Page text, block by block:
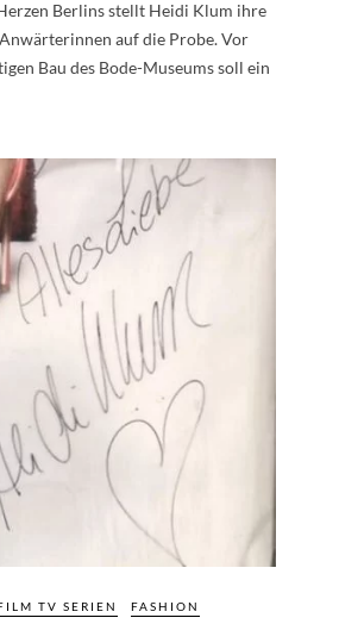
Berlins stellt Heidi Klum ihre
auf die Probe. Vor
Bau des Bode-Museums soll ein
TV SERIEN FASHION